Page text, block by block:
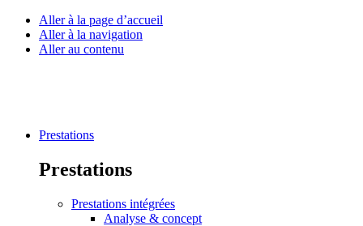
Aller à la page d’accueil
Aller à la navigation
Aller au contenu
Prestations
Prestations
Prestations intégrées
Analyse & concept